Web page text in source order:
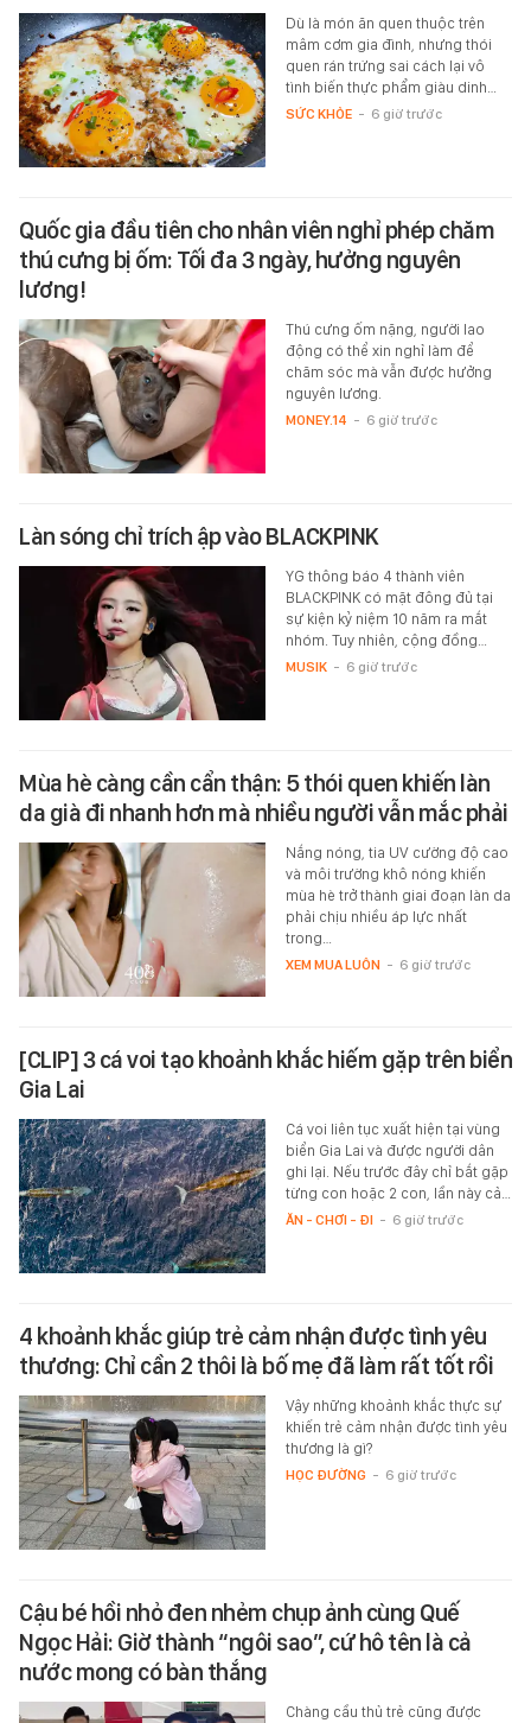
Dù là món ăn quen thuộc trên
mâm cơm gia đình, nhưng thói
quen rán trứng sai cách lại vô
tình biến thực phẩm giàu dinh…
SỨC KHỎE - 6 giờ trước
Quốc gia đầu tiên cho nhân viên nghỉ phép chăm
thú cưng bị ốm: Tối đa 3 ngày, hưởng nguyên
lương!
Thú cưng ốm nặng, người lao
động có thể xin nghỉ làm để
chăm sóc mà vẫn được hưởng
nguyên lương.
MONEY.14 - 6 giờ trước
Làn sóng chỉ trích ập vào BLACKPINK
YG thông báo 4 thành viên
BLACKPINK có mặt đông đủ tại
sự kiện kỷ niệm 10 năm ra mắt
nhóm. Tuy nhiên, cộng đồng…
MUSIK - 6 giờ trước
Mùa hè càng cần cẩn thận: 5 thói quen khiến làn
da già đi nhanh hơn mà nhiều người vẫn mắc phải
Nắng nóng, tia UV cường độ cao
và môi trường khô nóng khiến
mùa hè trở thành giai đoạn làn da
phải chịu nhiều áp lực nhất
trong…
XEM MUA LUÔN - 6 giờ trước
[CLIP] 3 cá voi tạo khoảnh khắc hiếm gặp trên biển
Gia Lai
Cá voi liên tục xuất hiện tại vùng
biển Gia Lai và được người dân
ghi lại. Nếu trước đây chỉ bắt gặp
từng con hoặc 2 con, lần này cả…
ĂN - CHƠI - ĐI - 6 giờ trước
4 khoảnh khắc giúp trẻ cảm nhận được tình yêu
thương: Chỉ cần 2 thôi là bố mẹ đã làm rất tốt rồi
Vậy những khoảnh khắc thực sự
khiến trẻ cảm nhận được tình yêu
thương là gì?
HỌC ĐƯỜNG - 6 giờ trước
Cậu bé hồi nhỏ đen nhẻm chụp ảnh cùng Quế
Ngọc Hải: Giờ thành “ngôi sao”, cứ hô tên là cả
nước mong có bàn thắng
Chàng cầu thủ trẻ cũng được